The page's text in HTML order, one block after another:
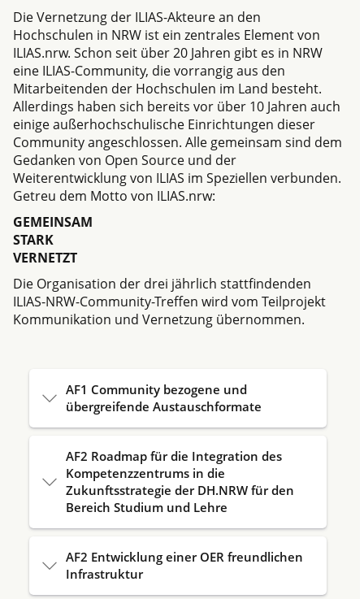
Die Vernetzung der ILIAS-Akteure an den
Hochschulen in NRW ist ein zentrales Element von
ILIAS.nrw. Schon seit über 20 Jahren gibt es in NRW
eine ILIAS-Community, die vorrangig aus den
Mitarbeitenden der Hochschulen im Land besteht.
Allerdings haben sich bereits vor über 10 Jahren auch
einige außerhochschulische Einrichtungen dieser
Community angeschlossen. Alle gemeinsam sind dem
Gedanken von Open Source und der
Weiterentwicklung von ILIAS im Speziellen verbunden.
Getreu dem Motto von ILIAS.nrw:
GEMEINSAM
STARK
VERNETZT
Die Organisation der drei jährlich stattfindenden
ILIAS-NRW-Community-Treffen wird vom Teilprojekt
Kommunikation und Vernetzung übernommen.
AF1 Community bezogene und
übergreifende Austauschformate
AF2 Roadmap für die Integration des
Kompetenzzentrums in die
Zukunftsstrategie der DH.NRW für den
Bereich Studium und Lehre
AF2 Entwicklung einer OER freundlichen
Infrastruktur